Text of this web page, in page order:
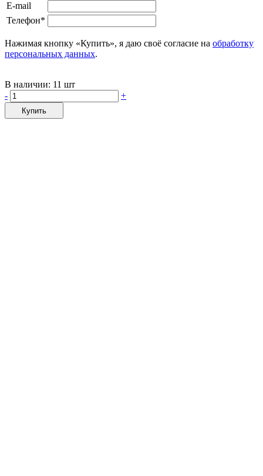
E-mail
Телефон*
Нажимая кнопку «Купить», я даю своё согласие на обработку
персональных данных.
В наличии: 11 шт
-
+
Купить